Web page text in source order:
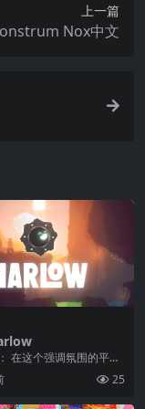
上一篇
Nox中文
在这个强调氛围的平台
个笨拙的机器人为他们
冷冻殖民...
25